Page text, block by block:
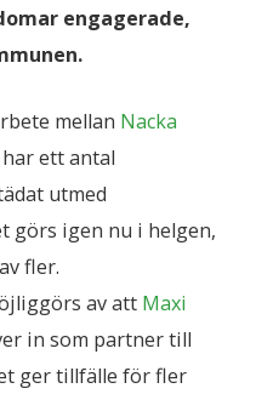
engagerade,
mellan Nacka
ett antal
utmed
görs igen nu i helgen,
fler.
av att Maxi
in som partner till
ger tillfälle för fler